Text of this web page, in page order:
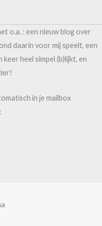
o.a. : een nieuw blog over
daarin voor mij speelt, een
heel simpel (b)lijkt, en
in je mailbox